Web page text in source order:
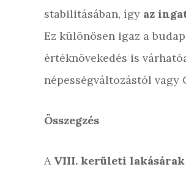
stabilitásában, így az
Ez különösen igaz a
értéknövekedés is
népességváltozástól vagy
Összegzés
A VIII. kerületi lakásárak